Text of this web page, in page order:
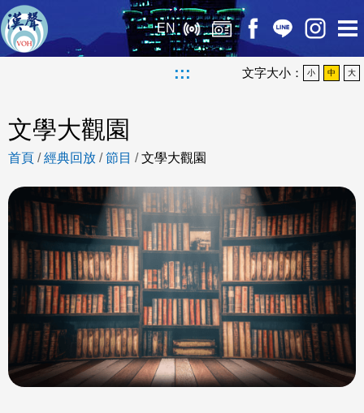
EN
::: 文字大小： 小 中 大
文學大觀園
首頁 /經典回放 /節目 /文學大觀園